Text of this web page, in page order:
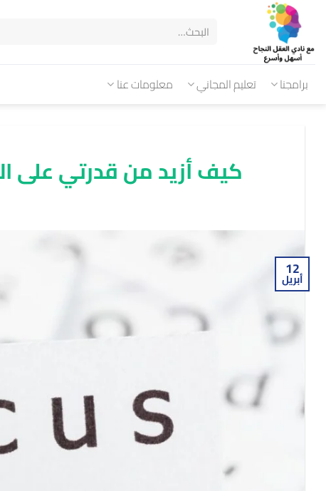
برامجنا تعليم المجاني معلومات عنا
كيف أزيد من قدرتي على
12
أبريل